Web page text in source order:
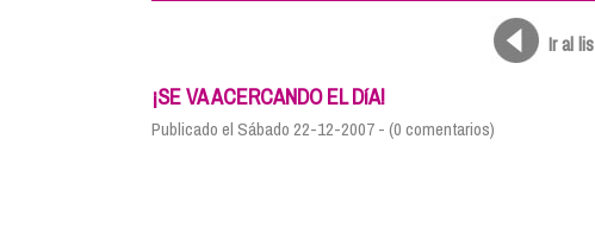
Ir al
¡SE VA ACERCANDO EL DíA!
Publicado el Sábado 22-12-2007 - (0 comentarios)